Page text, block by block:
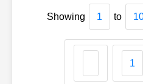
Showing 1 to
1